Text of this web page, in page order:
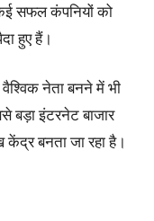
सफल कंपनियों को
हुए हैं।
नेता बनने में भी
बड़ा इंटरनेट बाजार
बनता जा रहा है।